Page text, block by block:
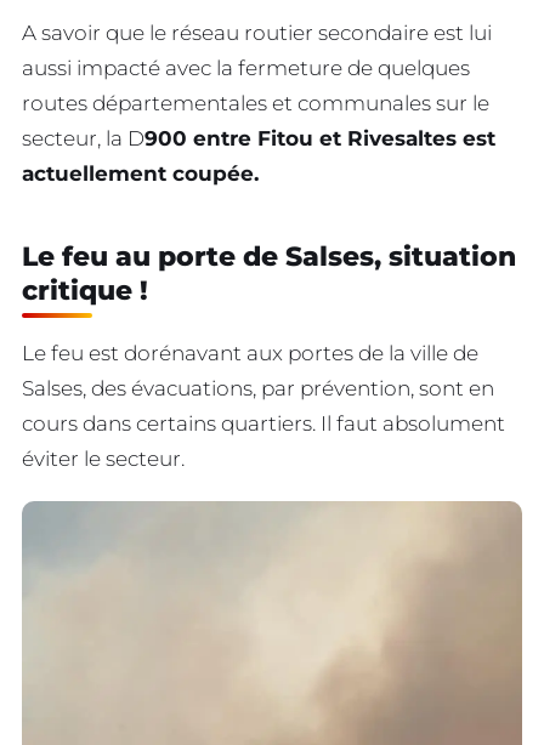
A savoir que le réseau routier secondaire est lui
aussi impacté avec la fermeture de quelques
routes départementales et communales sur le
secteur, la D900 entre Fitou et Rivesaltes est
actuellement coupée.
Le feu au porte de Salses, situation
critique !
Le feu est dorénavant aux portes de la ville de
Salses, des évacuations, par prévention, sont en
cours dans certains quartiers. Il faut absolument
éviter le secteur.